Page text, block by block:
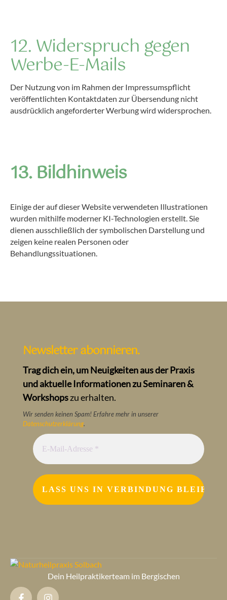
12. Widerspruch gegen
Werbe-E-Mails
Der Nutzung von im Rahmen der Impressumspflicht
veröffentlichten Kontaktdaten zur Übersendung nicht
ausdrücklich angeforderter Werbung wird widersprochen.
13. Bildhinweis
Einige der auf dieser Website verwendeten Illustrationen
wurden mithilfe moderner KI-Technologien erstellt. Sie
dienen ausschließlich der symbolischen Darstellung und
zeigen keine realen Personen oder
Behandlungssituationen.
Newsletter abonnieren.
Trag dich ein, um Neuigkeiten aus der Praxis
und aktuelle Informationen zu Seminaren &
Workshopszu erhalten.
Wir senden keinen Spam! Erfahre mehr in unserer
Datenschutzerklärung.
Dein Heilpraktikerteam im Bergischen